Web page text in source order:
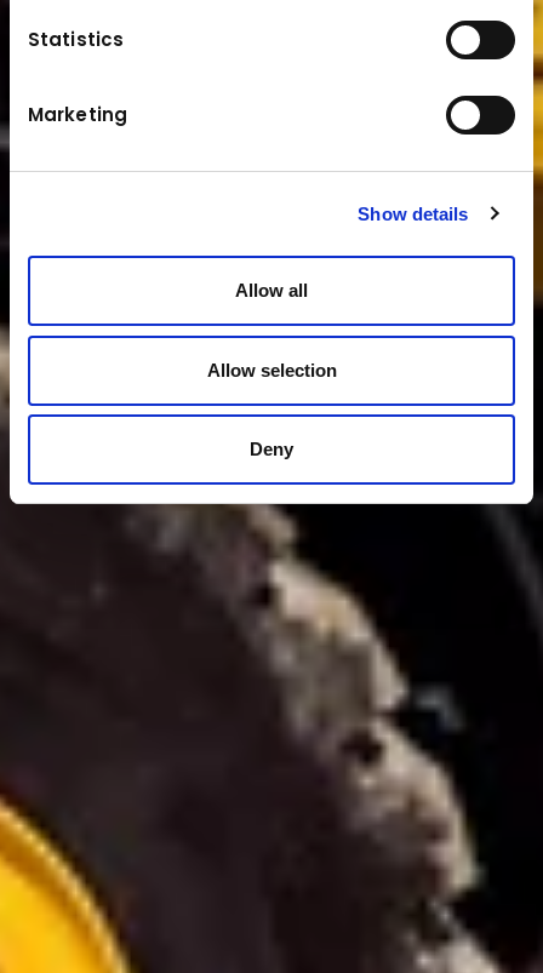
Statistics
Marketing
Show details
Allow all
Allow selection
Deny